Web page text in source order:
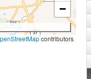
−
contributors